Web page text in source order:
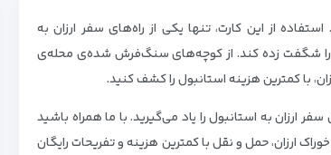
از این کارت، تنها یکی از راه‌های سفر ارزان به
را شگفت زده کند. از کوچه‌های سنگ‌فرش شده‌ی محله‌ی
با کمترین هزینه استانبول را کشف کنید.
ارزان به استانبول را یاد می‌گیرید. با ما همراه باشید
ارزان، حمل و نقل با کمترین هزینه و تفریحات رایگان